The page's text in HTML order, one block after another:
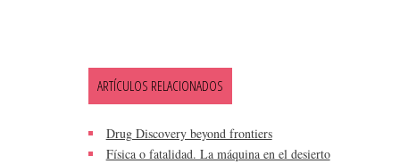
ARTÍCULOS RELACIONADOS
Drug Discovery beyond frontiers
Física o fatalidad. La máquina en el desierto